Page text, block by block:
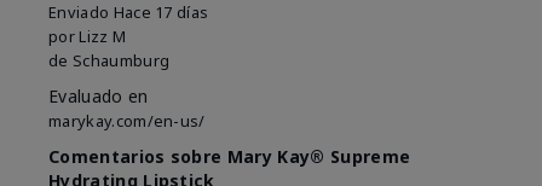
Enviado Hace 17 días
por Lizz M
de Schaumburg
Evaluado en
marykay.com/en-us/
Comentarios sobre Mary Kay® Supreme
Hydrating Lipstick